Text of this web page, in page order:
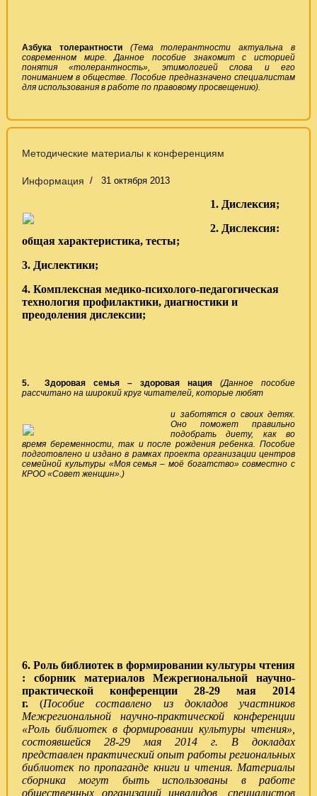
Азбука толерантности
(Тема толерантности актуальна в
современном мире. Данное пособие знакомит с историей
понятия «толерантность», этимологией слова и его
пониманием в обществе. Пособие предназначено специалистам
для использования в работе по правовому просвещению).
Методические материалы к конференциям
Информация 31 октября 2013
1. Дислексия;
2. Дислексия:
общая характеристика, тесты;
3. Дислектики;
4. Комплексная медико-психолого-педагогическая
технология профилактики, диагностики и
преодоления дислексии;
5. Здоровая семья – здоровая нация
(Данное пособие
рассчитано на широкий круг читателей, которые любят
и заботятся о своих детях.
Оно поможет правильно
подобрать диету, как во
время беременности, так и после рождения ребенка. Пособие
подготовлено и издано в рамках проекта организации центров
семейной культуры «Моя семья – моё богатство» совместно с
КРОО «Совет женщин».)
6. Роль библиотек в формировании культуры чтения
: сборник материалов Межрегиональной научно-
практической конференции 28-29 мая 2014
г.
(Пособие составлено из докладов участников
Межрегиональной научно-практической конференции
«Роль библиотек в формировании культуры чтения»,
состоявшейся 28-29 мая 2014 г. В докладах
представлен практический опыт работы региональных
библиотек по пропаганде книги и чтения. Материалы
сборника могут быть использованы в работе
общественных организаций инвалидов, специалистов